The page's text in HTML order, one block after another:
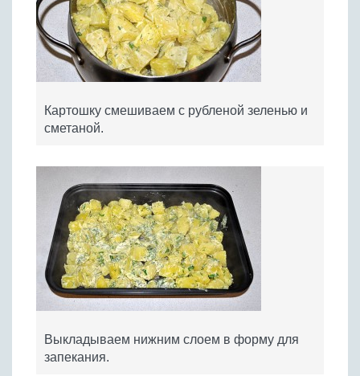
Картошку смешиваем с рубленой зеленью и
сметаной.
Выкладываем нижним слоем в форму для
запекания.